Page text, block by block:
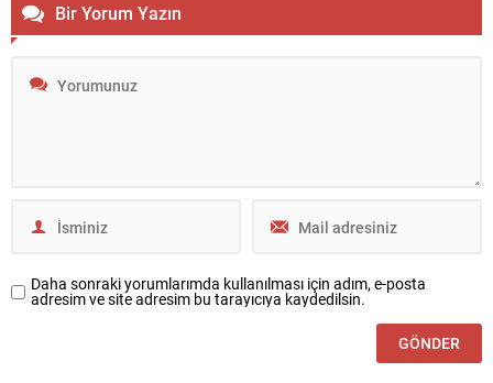
Bir Yorum Yazın
Daha sonraki yorumlarımda kullanılması için adım, e-posta
adresim ve site adresim bu tarayıcıya kaydedilsin.